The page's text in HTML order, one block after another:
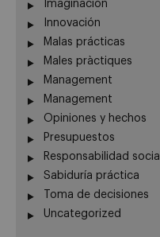
Imaginación
Innovación
Malas prácticas
Males pràctiques
Management
Management
Opiniones y hechos
Presupuestos
Responsabilidad social
Sabiduría práctica
Toma de decisiones
Uncategorized